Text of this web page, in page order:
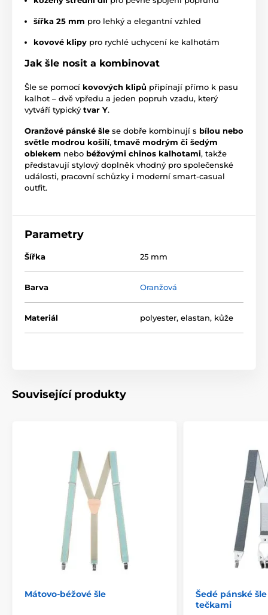
šířka 25 mm pro lehký a elegantní vzhled
kovové klipy pro rychlé uchycení ke kalhotám
Jak šle nosit a kombinovat
Šle se pomocí kovových klipů připínají přímo k pasu
kalhot – dvě vpředu a jeden popruh vzadu, který
vytváří typický tvar Y.
Oranžové pánské šle se dobře kombinují s bílou nebo
světle modrou košilí, tmavě modrým či šedým
oblekem nebo béžovými chinos kalhotami, takže
představují stylový doplněk vhodný pro společenské
události, pracovní schůzky i moderní smart-casual
outfit.
Parametry
Šířka 25 mm
Barva Oranžová
Materiál polyester, elastan, kůže
Související produkty
Mátovo-béžové šle
Šedé pánské
tečkami